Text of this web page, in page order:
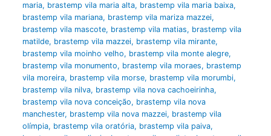
maria, brastemp vila maria alta, brastemp vila maria baixa,
brastemp vila mariana, brastemp vila mariza mazzei,
brastemp vila mascote, brastemp vila matias, brastemp vila
matilde, brastemp vila mazzei, brastemp vila mirante,
brastemp vila moinho velho, brastemp vila monte alegre,
brastemp vila monumento, brastemp vila moraes, brastemp
vila moreira, brastemp vila morse, brastemp vila morumbi,
brastemp vila nilva, brastemp vila nova cachoeirinha,
brastemp vila nova conceição, brastemp vila nova
manchester, brastemp vila nova mazzei, brastemp vila
olímpia, brastemp vila oratória, brastemp vila paiva,